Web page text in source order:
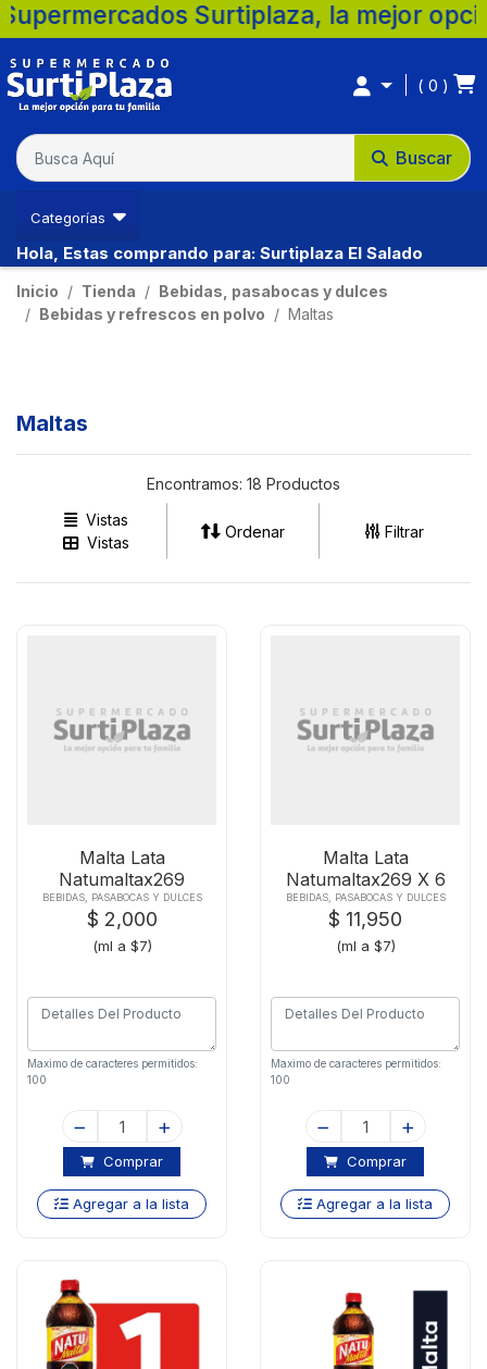
Surtiplaza, la mejor opción para
Buscar
0
Categorías
Hola, Estas comprando para: Surtiplaza El Salado
Inicio Tienda
Bebidas, pasabocas y dulces
Bebidas y refrescos en polvo
Maltas
Maltas
Encontramos: 18 Productos
Vistas
Vistas
Ordenar Filtrar
Malta Lata
Natumaltax269
BEBIDAS, PASABOCAS Y DULCES
$ 2,000
(ml a $7)
Maximo de caracteres permitidos:
100
Comprar
Agregar a la lista
Malta Lata
Natumaltax269 X 6
Und
BEBIDAS, PASABOCAS Y DULCES
$ 11,950
(ml a $7)
Maximo de caracteres permitidos:
100
Comprar
Agregar a la lista